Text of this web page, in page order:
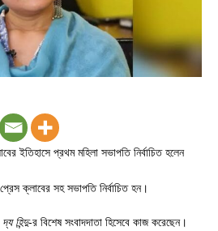
ইতিহাসে প্রথম মহিলা সভাপতি নির্বাচিত হলেন
ক্লাবের সহ সভাপতি নির্বাচিত হন।
দ্য হিন্দু-র বিশেষ সংবাদদাতা হিসেবে কাজ করেছেন।